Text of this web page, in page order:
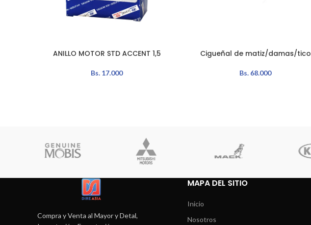
AÑADIR AL CARRITO
ANILLO MOTOR STD ACCENT 1,5
Bs. 17.000
LEER MÁS
Cigueñal de matiz/damas/tico
Bs. 68.000
Compra y Venta al Mayor y Detal,
MAPA DEL SITIO
Inicio
Nosotros